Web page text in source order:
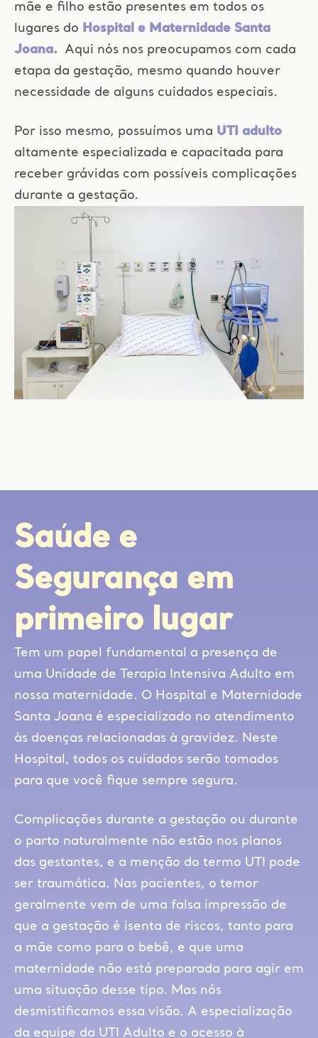
mãe e filho estão presentes em todos os
lugares do
Hospital e Maternidade Santa
Joana. Aqui nós nos preocupamos com cada
etapa da gestação, mesmo quando houver
necessidade de alguns cuidados especiais.
Por isso mesmo, possuímos uma UTI adulto
altamente especializada e capacitada para
receber grávidas com possíveis complicações
durante a gestação.
Saúde e
Segurança em
primeiro lugar
Tem um papel fundamental a presença de
uma Unidade de Terapia Intensiva Adulto em
nossa maternidade. O Hospital e Maternidade
Santa Joana é especializado no atendimento
às doenças relacionadas à gravidez. Neste
Hospital, todos os cuidados serão tomados
para que você fique sempre segura.
Complicações durante a gestação ou durante
o parto naturalmente não estão nos planos
das gestantes, e a menção do termo UTI pode
ser traumática. Nas pacientes, o temor
geralmente vem de uma falsa impressão de
que a gestação é isenta de riscos, tanto para
a mãe como para o bebê, e que uma
maternidade não está preparada para agir em
uma situação desse tipo. Mas nós
desmistificamos essa visão. A especialização
da equipe da UTI Adulto e o acesso à